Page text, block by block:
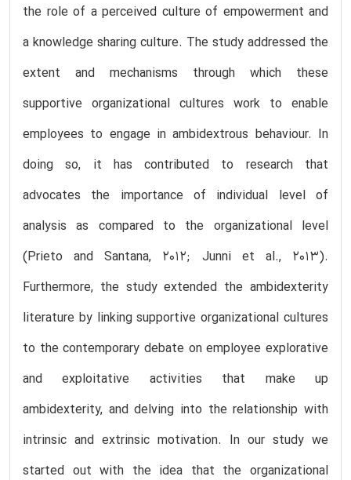
the role of a perceived culture of empowerment and
a knowledge sharing culture. The study addressed the
extent and mechanisms through which these
supportive organizational cultures work to enable
employees to engage in ambidextrous behaviour. In
doing so, it has contributed to research that
advocates the importance of individual level of
analysis as compared to the organizational level
(Prieto and Santana, 2012; Junni et al., 2013).
Furthermore, the study extended the ambidexterity
literature by linking supportive organizational cultures
to the contemporary debate on employee explorative
and exploitative activities that make up
ambidexterity, and delving into the relationship with
intrinsic and extrinsic motivation. In our study we
started out with the idea that the organizational